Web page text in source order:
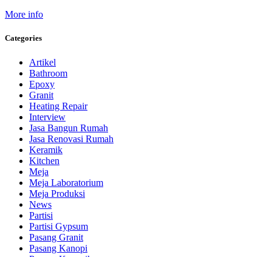
More info
Categories
Artikel
Bathroom
Epoxy
Granit
Heating Repair
Interview
Jasa Bangun Rumah
Jasa Renovasi Rumah
Keramik
Kitchen
Meja
Meja Laboratorium
Meja Produksi
News
Partisi
Partisi Gypsum
Pasang Granit
Pasang Kanopi